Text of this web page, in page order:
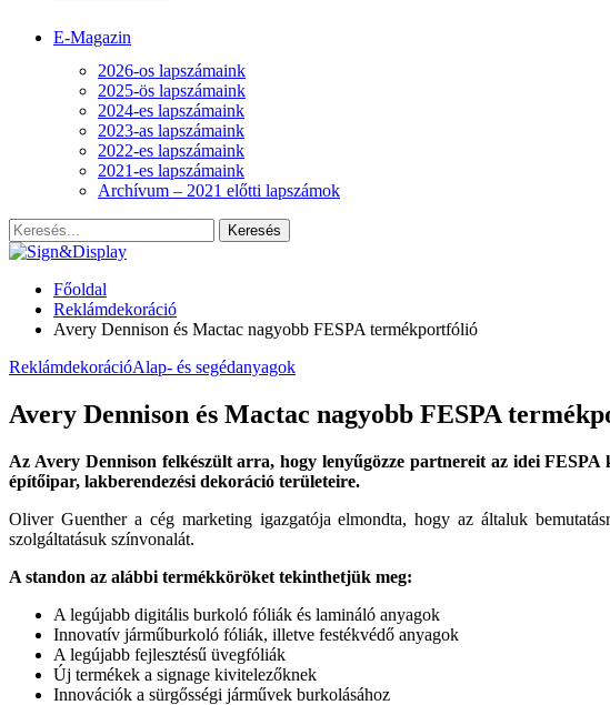
E-Magazin
2026-os lapszámaink
2025-ös lapszámaink
2024-es lapszámaink
2023-as lapszámaink
2022-es lapszámaink
2021-es lapszámaink
Archívum – 2021 előtti lapszámok
Főoldal
Reklámdekoráció
Avery Dennison és Mactac nagyobb FESPA termékportfólió
ReklámdekorációAlap- és segédanyagok
Avery Dennison és Mactac nagyobb FESPA
Az Avery Dennison felkészült arra, hogy lenyűgözze partnereit az idei
építőipar, lakberendezési dekoráció területeire.
Oliver Guenther a cég marketing igazgatója elmondta, hogy az általuk
szolgáltatásuk színvonalát.
A standon az alábbi termékköröket tekinthetjük meg:
A legújabb digitális burkoló fóliák és lamináló anyagok
Innovatív járműburkoló fóliák, illetve festékvédő anyagok
A legújabb fejlesztésű üvegfóliák
Új termékek a signage kivitelezőknek
Innovációk a sürgősségi járművek burkolásához